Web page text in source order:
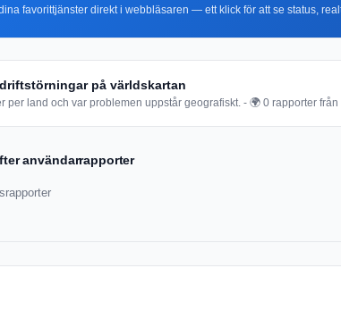
favorittjänster direkt i webbläsaren — ett klick för att se status,
på världskartan
per land och var problemen uppstår geografiskt. - 🌍 0 rapporter
användarrapporter